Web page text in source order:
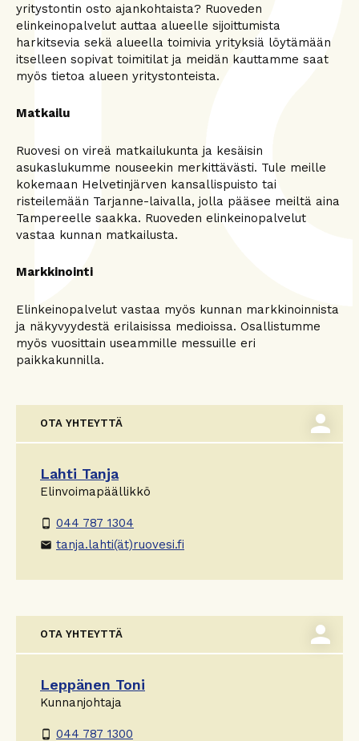
yritystontin osto ajankohtaista? Ruoveden
elinkeinopalvelut auttaa alueelle sijoittumista
harkitsevia sekä alueella toimivia yrityksiä löytämään
itselleen sopivat toimitilat ja meidän kauttamme saat
myös tietoa alueen yritystonteista.
Matkailu
Ruovesi on vireä matkailukunta ja kesäisin
asukaslukumme nouseekin merkittävästi. Tule meille
kokemaan Helvetinjärven kansallispuisto tai
risteilemään Tarjanne-laivalla, jolla pääsee meiltä aina
Tampereelle saakka. Ruoveden elinkeinopalvelut
vastaa kunnan matkailusta.
Markkinointi
Elinkeinopalvelut vastaa myös kunnan markkinoinnista
ja näkyvyydestä erilaisissa medioissa. Osallistumme
myös vuosittain useammille messuille eri
paikkakunnilla.
OTA YHTEYTTÄ person
Lahti Tanja
Elinvoimapäällikkö
phone_android 044 787 1304
email tanja.lahti(ät)ruovesi.fi
OTA YHTEYTTÄ person
Leppänen Toni
Kunnanjohtaja
phone_android 044 787 1300